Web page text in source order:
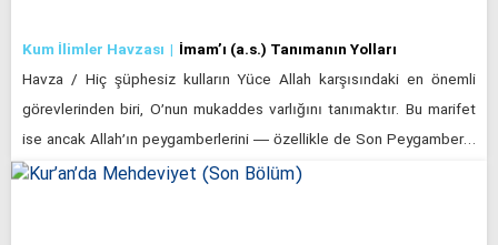
Kum İlimler Havzası İmam’ı (a.s.) Tanımanın Yolları
Havza / Hiç şüphesiz kulların Yüce Allah karşısındaki en önemli
görevlerinden biri, O’nun mukaddes varlığını tanımaktır. Bu marifet
ise ancak Allah’ın peygamberlerini — özellikle de Son Peygamber…